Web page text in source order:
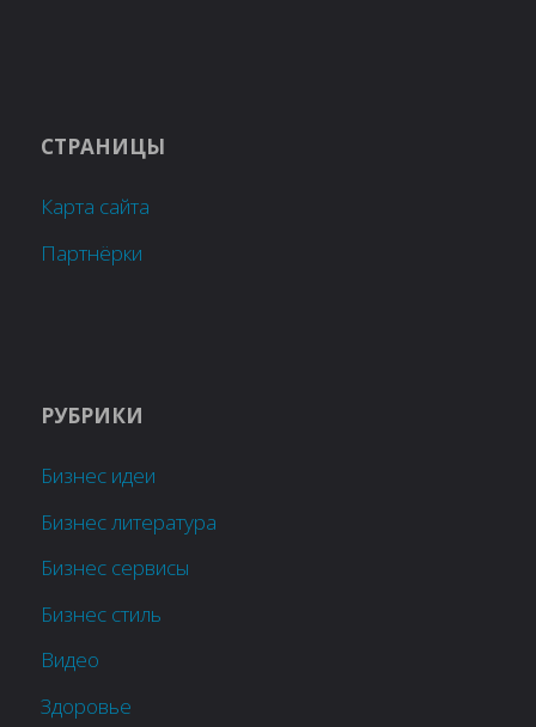
СТРАНИЦЫ
Карта сайта
Партнёрки
РУБРИКИ
Бизнес идеи
Бизнес литература
Бизнес сервисы
Бизнес стиль
Видео
Здоровье